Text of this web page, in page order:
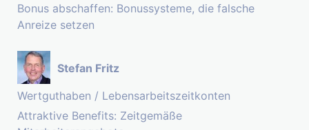
Bonus abschaffen: Bonussysteme, die falsche
Anreize setzen
Stefan Fritz
Wertguthaben / Lebensarbeitszeitkonten
Attraktive Benefits: Zeitgemäße